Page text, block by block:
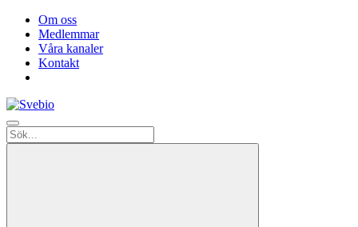
Om oss
Medlemmar
Våra kanaler
Kontakt